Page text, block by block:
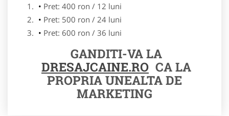
Pret: 400 ron / 12 luni
Pret: 500 ron / 24 luni
Pret: 600 ron / 36 luni
GANDITI-VA LA
DRESAJCAINE.RO CA LA
PROPRIA UNEALTA DE
MARKETING